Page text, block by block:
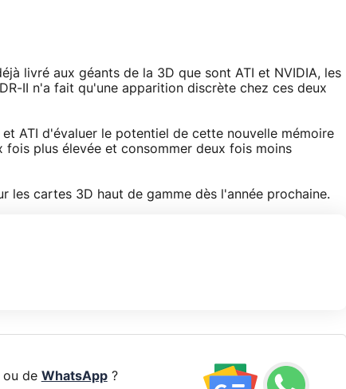
livré aux géants de la 3D que sont ATI et NVIDIA, les
II n'a fait qu'une apparition discrète chez ces deux
ATI d'évaluer le potentiel de cette nouvelle mémoire
plus élevée et consommer deux fois moins
les cartes 3D haut de gamme dès l'année prochaine.
de WhatsApp?